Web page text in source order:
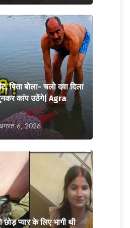
पिता बोला- चलो दवा दिला
कांप उठेंगे| Agra
6, 2026
प्यार के लिए भागी थी